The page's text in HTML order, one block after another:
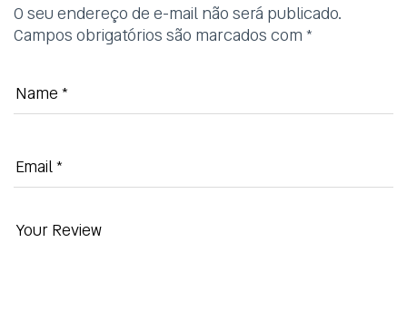
O seu endereço de e-mail não será publicado.
Campos obrigatórios são marcados com *